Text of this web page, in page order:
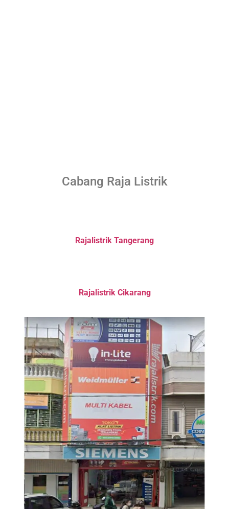
Cabang Raja Listrik
Rajalistrik Tangerang
Rajalistrik Cikarang